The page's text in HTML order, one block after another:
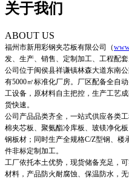
关于我们
ABOUT US
福州市新用彩钢夹芯板有限公司 （
发、生产、销售、定制加工、工程配
公司位于闽侯县祥谦镇林森大道东南
有5000㎡标准化厂房。厂区配备全自
工设备，原材料自主把控，生产工艺
货快速。
公司产品品类齐全，一站式供应各类
棉夹芯板、聚氨酯冷库板、玻镁净化
钢板材；同时生产全规格C/Z型钢、
件非标定制加工。
工厂依托本土优势，现货储备充足，
材料，产品防火耐腐蚀、保温防水，